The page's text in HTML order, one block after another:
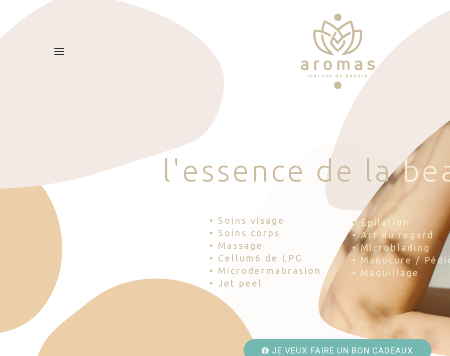
l 'esse nce d e la be
• Soins visage
• Soins corps
• Massage
• Cellum6 de LPG
• Microdermabrasion
• Jet peel
• Épilation
• Art du regard
• Microblading
• Manucure /
• Maquillage
JE VEUX FAIRE UN BON CADEAUX